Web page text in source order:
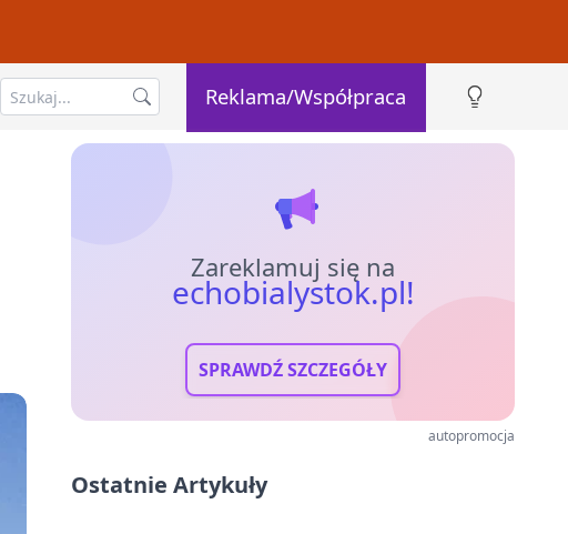
Reklama/Współpraca
Zareklamuj się na
echobialystok.pl!
SPRAWDŹ SZCZEGÓŁY
autopromocja
Ostatnie Artykuły